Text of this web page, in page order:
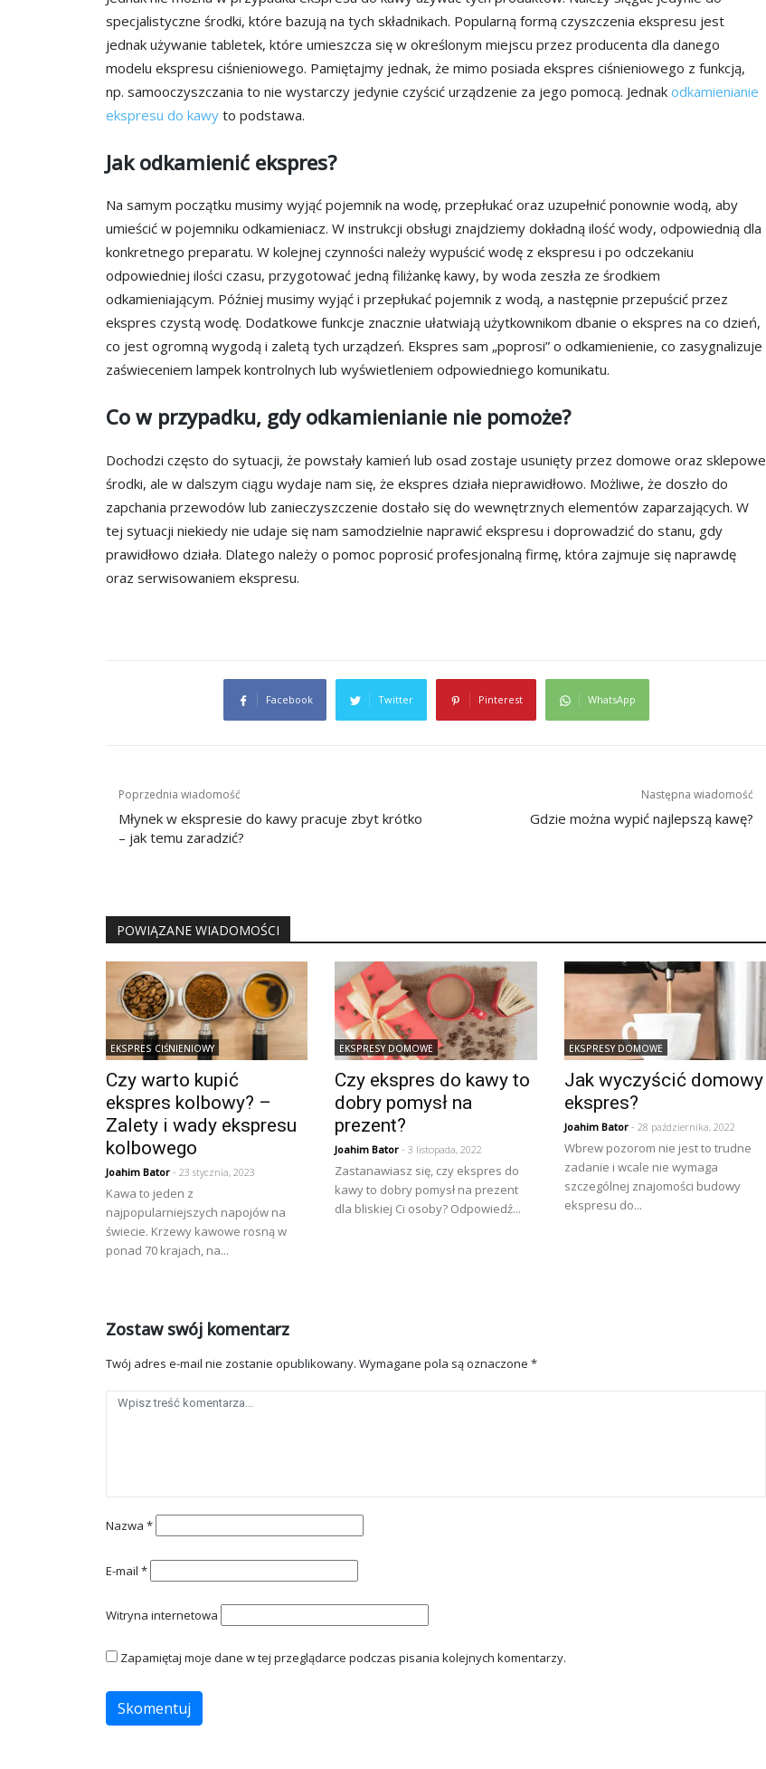
specjalistyczne środki, które bazują na tych składnikach. Popularną formą czyszczenia ekspresu jest
jednak używanie tabletek, które umieszcza się w określonym miejscu przez producenta dla danego
modelu ekspresu ciśnieniowego. Pamiętajmy jednak, że mimo posiada ekspres ciśnieniowego z funkcją,
np. samooczyszczania to nie wystarczy jedynie czyścić urządzenie za jego pomocą. Jednak odkamienianie
ekspresu do kawy to podstawa.
Jak odkamienić ekspres?
Na samym początku musimy wyjąć pojemnik na wodę, przepłukać oraz uzupełnić ponownie wodą, aby
umieścić w pojemniku odkamieniacz. W instrukcji obsługi znajdziemy dokładną ilość wody, odpowiednią dla
konkretnego preparatu. W kolejnej czynności należy wypuścić wodę z ekspresu i po odczekaniu
odpowiedniej ilości czasu, przygotować jedną filiżankę kawy, by woda zeszła ze środkiem
odkamieniającym. Później musimy wyjąć i przepłukać pojemnik z wodą, a następnie przepuścić przez
ekspres czystą wodę. Dodatkowe funkcje znacznie ułatwiają użytkownikom dbanie o ekspres na co dzień,
co jest ogromną wygodą i zaletą tych urządzeń. Ekspres sam „poprosi” o odkamienienie, co zasygnalizuje
zaświeceniem lampek kontrolnych lub wyświetleniem odpowiedniego komunikatu.
Co w przypadku, gdy odkamienianie nie pomoże?
Dochodzi często do sytuacji, że powstały kamień lub osad zostaje usunięty przez domowe oraz sklepowe
środki, ale w dalszym ciągu wydaje nam się, że ekspres działa nieprawidłowo. Możliwe, że doszło do
zapchania przewodów lub zanieczyszczenie dostało się do wewnętrznych elementów zaparzających. W
tej sytuacji niekiedy nie udaje się nam samodzielnie naprawić ekspresu i doprowadzić do stanu, gdy
prawidłowo działa. Dlatego należy o pomoc poprosić profesjonalną firmę, która zajmuje się naprawdę
oraz serwisowaniem ekspresu.
Facebook Twitter Pinterest WhatsApp
Nawigacja
wpisu
Poprzednia wiadomość
Młynek w ekspresie do kawy pracuje zbyt krótko
– jak temu zaradzić?
Następna wiadomość
Gdzie można wypić najlepszą kawę?
POWIĄZANE WIADOMOŚCI
EKSPRES CIŚNIENIOWY
Czy warto kupić
ekspres kolbowy? –
Zalety i wady ekspresu
kolbowego
Joahim Bator - 23 stycznia, 2023
Kawa to jeden z
najpopularniejszych napojów na
świecie. Krzewy kawowe rosną w
ponad 70 krajach, na...
EKSPRESY DOMOWE
Czy ekspres do kawy to
dobry pomysł na
prezent?
Joahim Bator - 3 listopada, 2022
Zastanawiasz się, czy ekspres do
kawy to dobry pomysł na prezent
dla bliskiej Ci osoby? Odpowiedź...
EKSPRESY DOMOWE
Jak wyczyścić domowy
ekspres?
Joahim Bator- 28 października, 2022
Wbrew pozorom nie jest to trudne
zadanie i wcale nie wymaga
szczególnej znajomości budowy
ekspresu do...
Zostaw swój komentarz
Twój adres e-mail nie zostanie opublikowany. Wymagane pola są oznaczone *
Nazwa *
E-mail *
Witryna internetowa
Zapamiętaj moje dane w tej przeglądarce podczas pisania kolejnych komentarzy.